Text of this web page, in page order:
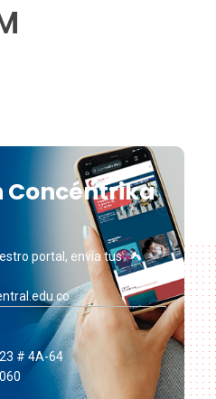
Concéntrika
portal, envía tus
# 4A-64